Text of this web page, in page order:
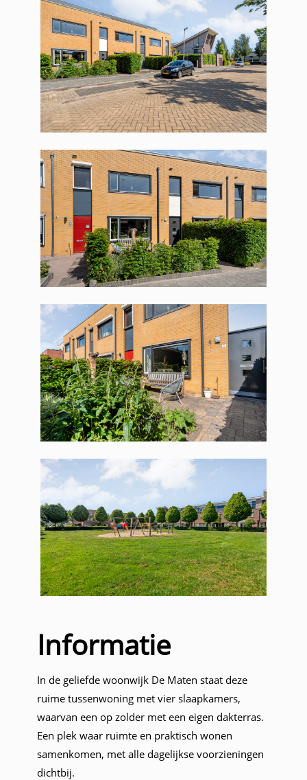
Informatie
In de geliefde woonwijk De Maten staat deze
ruime tussenwoning met vier slaapkamers,
waarvan een op zolder met een eigen dakterras.
Een plek waar ruimte en praktisch wonen
samenkomen, met alle dagelijkse voorzieningen
dichtbij.